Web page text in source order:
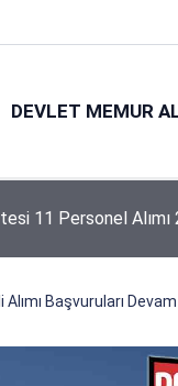
DEVLET MEMUR
11 Personel Alımı
Başvuruları